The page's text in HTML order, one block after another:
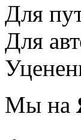
Для
Для
Мы на